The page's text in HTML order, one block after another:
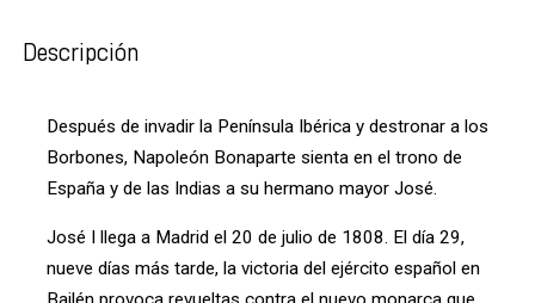
Descripción
Después de invadir la Península Ibérica y destronar a los
Borbones, Napoleón Bonaparte sienta en el trono de
España y de las Indias a su hermano mayor José.
José I llega a Madrid el 20 de julio de 1808. El día 29,
nueve días más tarde, la victoria del ejército español en